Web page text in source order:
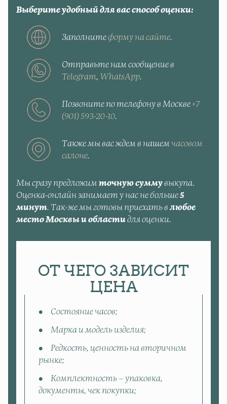
Выберите удобный для вас способ оценки:
Заполнитеформу на сайте.
Отправьте нам сообщение в
Telegram, WhatsApp.
Позвоните по телефону в Москве+7
(901) 593-20-10.
Также мы вас ждем в нашем часовом
салоне.
Мы сразу предложим точную суммувыкупа.
Оценка-онлайн занимает у нас не больше5
минут. Так-же мы готовы приехать влюбое
место Москвы и областидля оценки.
ОТ ЧЕГО ЗАВИСИТ
ЦЕНА
Состояние часов;
Марка и модель изделия;
Редкость, ценность на вторичном
рынке;
Комплектность – упаковка,
документы, чек покупки;